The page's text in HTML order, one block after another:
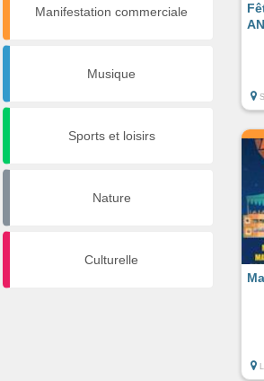
Manifestation commerciale
Musique
Sports et loisirs
Nature
Culturelle